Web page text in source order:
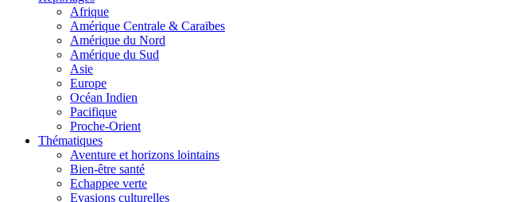
Afrique
Amérique Centrale & Caraïbes
Amérique du Nord
Amérique du Sud
Asie
Europe
Océan Indien
Pacifique
Proche-Orient
Thématiques
Aventure et horizons lointains
Bien-être santé
Echappee verte
Evasions culturelles